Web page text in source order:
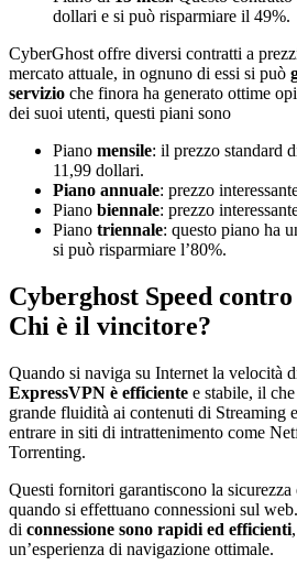
dollari e si può risparmiare il 49%.
CyberGhost offre diversi contratti a
mercato attuale, in ognuno di essi si può
servizio che finora ha generato ottime
dei suoi utenti, questi piani sono
Piano mensile: il prezzo standard
11,99 dollari.
Piano annuale: prezzo
Piano biennale: prezzo
Piano triennale: questo piano ha
si può risparmiare l’80%.
Cyberghost Speed
Chi è il vincitore?
Quando si naviga su Internet la velocità
ExpressVPN è efficiente e stabile, il
grande fluidità ai contenuti di Streaming
entrare in siti di intrattenimento come
Torrenting.
Questi fornitori garantiscono la
quando si effettuano connessioni sul
di connessione sono rapidi ed efficienti
un’esperienza di navigazione ottimale.